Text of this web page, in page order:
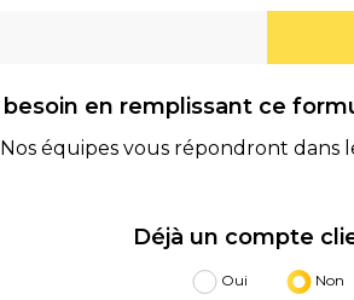
en remplissant ce
Nos équipes vous répondront dans
Déjà un compte
Oui
Non